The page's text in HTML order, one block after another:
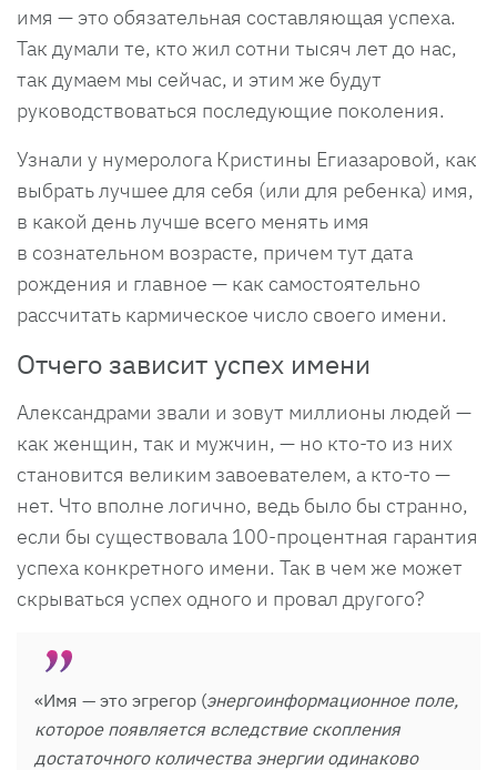
имя — это обязательная составляющая успеха.
Так думали те, кто жил сотни тысяч лет до нас,
так думаем мы сейчас, и этим же будут
руководствоваться последующие поколения.
Узнали у нумеролога Кристины Егиазаровой, как
выбрать лучшее для себя (или для ребенка) имя,
в какой день лучше всего менять имя
в сознательном возрасте, причем тут дата
рождения и главное — как самостоятельно
рассчитать кармическое число своего имени.
Отчего зависит успех имени
Александрами звали и зовут миллионы людей —
как женщин, так и мужчин, — но кто-то из них
становится великим завоевателем, а кто-то —
нет. Что вполне логично, ведь было бы странно,
если бы существовала 100-процентная гарантия
успеха конкретного имени. Так в чем же может
скрываться успех одного и провал другого?
«Имя — это эгрегор (энергоинформационное поле,
которое появляется вследствие скопления
достаточного количества энергии одинаково